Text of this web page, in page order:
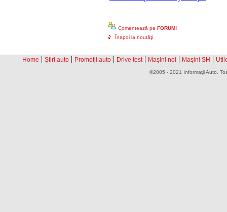
Comentează pe FORUM!
Înapoi la noutăţi
Home | Ştiri auto | Promoţii auto | Drive test | Maşini noi | Maşini SH |
©2005 - 2021 Informaţii Auto.